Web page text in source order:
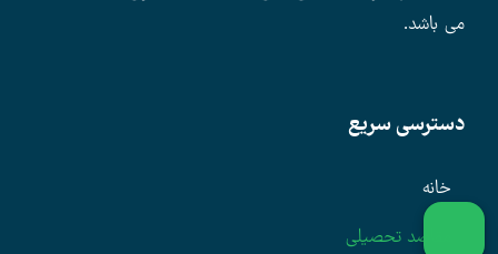
می باشد.
دسترسی سریع
خانه
مقاصد تحصیلی